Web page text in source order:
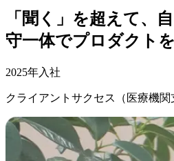
「聞く」を超えて、
守一体でプロダクト
2025年入社
クライアントサクセス（医療機関